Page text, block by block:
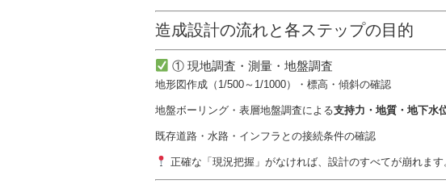
造成設計の流れと各ステップの目的
① 現地調査・測量・地盤調査
地形図作成（1/500～1/1000）・標高・傾斜の確認
地盤ボーリング・表層地盤調査による支持力・地質・地下水
既存道路・水路・インフラとの接続条件の確認
正確な「現況把握」がなければ、設計のすべてが崩れます